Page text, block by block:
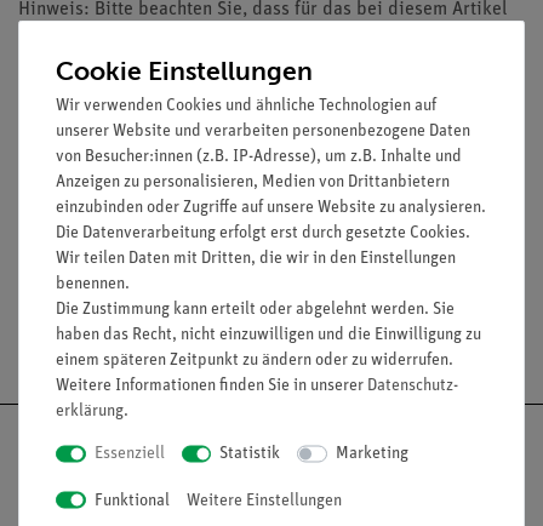
Hinweis: Bitte beachten Sie, dass für das bei diesem Artikel
Warnschild muss zusätzlich bestellt werden (Artikel-Nr.:
06549-01)
Zubehör
Versandkostenfrei ab 300,- €
Cookie Einstellungen
Wir verwenden Cookies und ähnliche Technologien auf
unserer Website und verarbeiten personenbezogene Daten
von Besucher:innen (z.B. IP-Adresse), um z.B. Inhalte und
Anzeigen zu personalisieren, Medien von Drittanbietern
einzubinden oder Zugriffe auf unsere Website zu analysieren.
Die Datenverarbeitung erfolgt erst durch gesetzte Cookies.
Wir teilen Daten mit Dritten, die wir in den Einstellungen
benennen.
Die Zustimmung kann erteilt oder abgelehnt werden. Sie
haben das Recht, nicht einzuwilligen und die Einwilligung zu
einem späteren Zeitpunkt zu ändern oder zu widerrufen.
Weitere Informationen finden Sie in unserer Daten­schutz­
erklärung.
Essenziell Statistik Marketing
Funktional Weitere Einstellungen